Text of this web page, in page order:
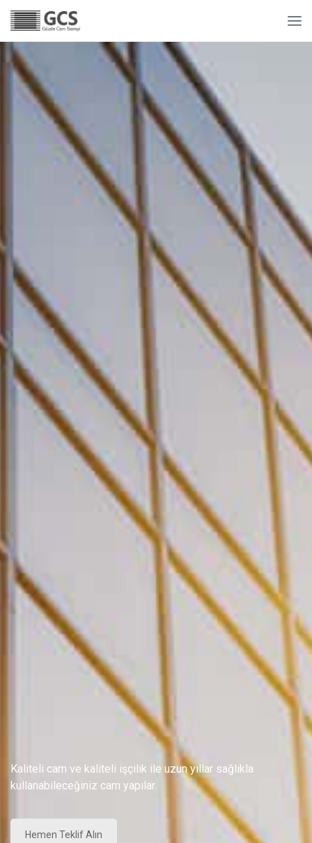
Kaliteli cam ve kaliteli işçilik ile uzun yıllar sağlıkla
kullanabileceğiniz cam yapılar.
Hemen Teklif Alın